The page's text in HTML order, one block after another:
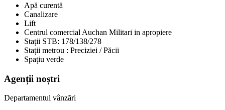
Apă curentă
Canalizare
Lift
Centrul comercial Auchan Militari in apropiere
Stații STB: 178/138/278
Stații metrou : Preciziei / Păcii
Spațiu verde
Agenții noștri
Departamentul vânzări